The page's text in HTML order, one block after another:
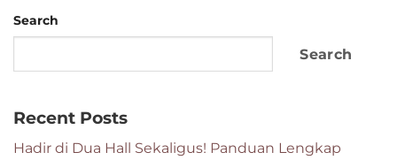
Search
Search
Recent Posts
Hadir di Dua Hall Sekaligus! Panduan Lengkap